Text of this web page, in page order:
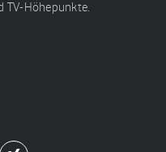
TV-Höhepunkte.